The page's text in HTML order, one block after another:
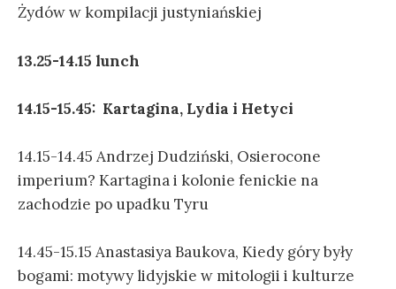
Żydów w kompilacji justyniańskiej
13.25-14.15 lunch
14.15-15.45: Kartagina, Lydia i Hetyci
14.15-14.45 Andrzej Dudziński, Osierocone
imperium? Kartagina i kolonie fenickie na
zachodzie po upadku Tyru
14.45-15.15 Anastasiya Baukova, Kiedy góry były
bogami: motywy lidyjskie w mitologii i kulturze